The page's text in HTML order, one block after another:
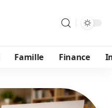
Famille Finance